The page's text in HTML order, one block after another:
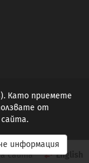
сайта English
Като приемете
от
информация